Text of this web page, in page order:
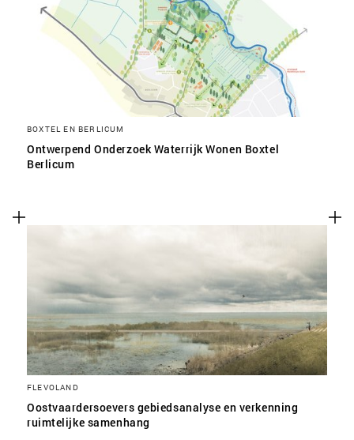
BOXTEL EN BERLICUM
Ontwerpend Onderzoek Waterrijk Wonen Boxtel
Berlicum
FLEVOLAND
Oostvaardersoevers gebiedsanalyse en verkenning
ruimtelijke samenhang
SLA VOORKEUREN OP